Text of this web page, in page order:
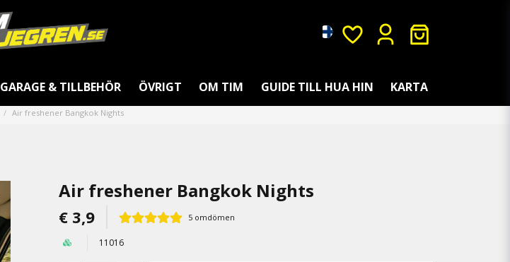
GARAGE & TILLBEHÖR ÖVRIGT OM TIM GUIDE TILL HUA HIN KARTA
Air freshener Bangkok Nights
Air freshener Bangkok Nights
€ 3,9 5 omdömen
11016